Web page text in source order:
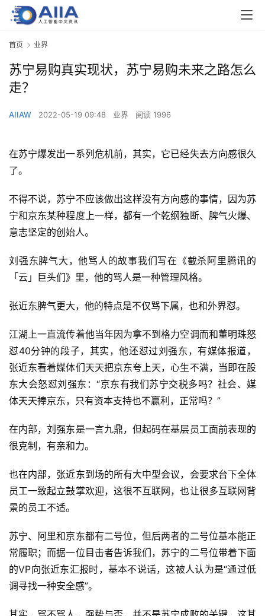
首页 业界
苏宁易购真实现状，苏宁易购未来之路怎么
走？
AIIAW 2022-05-19 09:48 业界 阅读 1996
在苏宁爆发出一系列危机前，其实，它已经失去方向感很久
了。
不得不说，苏宁不应该做出这样没有方向感的事情，因为苏
宁和京东某种程度上一样，都有一个乾纲独断、脾气火爆、
意志坚定的创始人。
刘强东脾气大，他骂人的故事我们写在《截杀阿里腾讯的
「云」巨头们》里，他的骂人是一种管理风格。
张近东脾气更大，他的特点是不仅骂下属，也和外界怼。
江湖上一直流传着他当年因为拿不到格力空调而和董明珠怒
怼40分钟的段子，其实，他还怼过刘强东，有媒体报道，
张近东看着媒体们天天把京东夸上天，心生不满，当即在股
东大会怒怼刘强东：“京东有我们苏宁交税多吗？社会、媒
体天天捧京东，只有资本支持也不赢利，正常吗？”
在内部，刘强东是一言九鼎，但起码在基层员工面前表现的
很克制，有亲和力。
也在内部，张近东到场的所有大中型会议，会要求台下全体
员工一致起立鼓掌欢迎，这很不互联网，也让很多互联网背
景的员工不适。
苏宁、阿里和京东都有二号位，但后两者的二号位基本能正
常履职；而据一位目击者告诉我们，苏宁的二号位带着下面
的VP向张近东汇报时，基本不说话，这被人认为是“通过低
调寻找一种安全感”。